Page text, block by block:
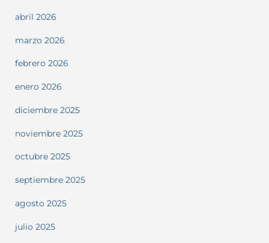
abril 2026
marzo 2026
febrero 2026
enero 2026
diciembre 2025
noviembre 2025
octubre 2025
septiembre 2025
agosto 2025
julio 2025